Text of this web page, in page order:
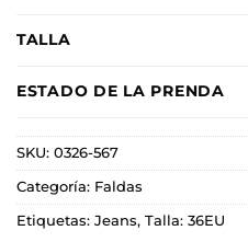
TALLA
ESTADO DE LA PRENDA
SKU: 0326-567
Categoría: Faldas
Etiquetas: Jeans, Talla: 36EU